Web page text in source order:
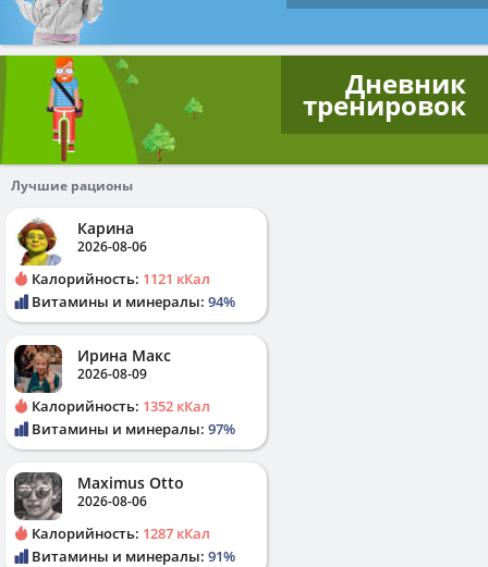
Дневник
тренировок
Лучшие рационы
Карина
2026-08-06
Калорийность: 1121 кКал
Витамины и минералы: 94%
Ирина Макс
2026-08-09
Калорийность: 1352 кКал
Витамины и минералы: 97%
Maximus Otto
2026-08-06
Калорийность: 1287 кКал
Витамины и минералы: 91%